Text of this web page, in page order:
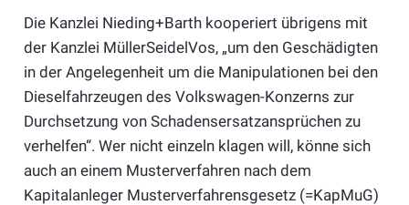
Die Kanzlei Nieding+Barth kooperiert übrigens mit
der Kanzlei MüllerSeidelVos, „um den Geschädigten
in der Angelegenheit um die Manipulationen bei den
Dieselfahrzeugen des Volkswagen-Konzerns zur
Durchsetzung von Schadensersatzansprüchen zu
verhelfen“. Wer nicht einzeln klagen will, könne sich
auch an einem Musterverfahren nach dem
Kapitalanleger Musterverfahrensgesetz (=KapMuG)